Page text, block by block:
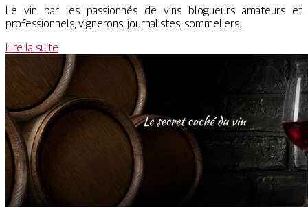
Le vin par les passionnés de vins blogueurs amateurs et
professionnels, vignerons, journalistes, sommeliers…
Lire la suite